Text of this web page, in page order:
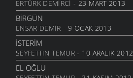
GELIN CANLAR
3 TEMMUZ 2011
ARTVINIM II
29 HAZIRAN 2011
İNANMIŞTIN
26 HAZIRAN 2011
ERTÜRK DEMIRCI - 23 MART 2013
BIRGÜN
ENSAR DEMIR - 9 OCAK 2013
İSTERIM
SEYFETTIN TEMUR- 10 ARALIK 2012
EL OĞLU